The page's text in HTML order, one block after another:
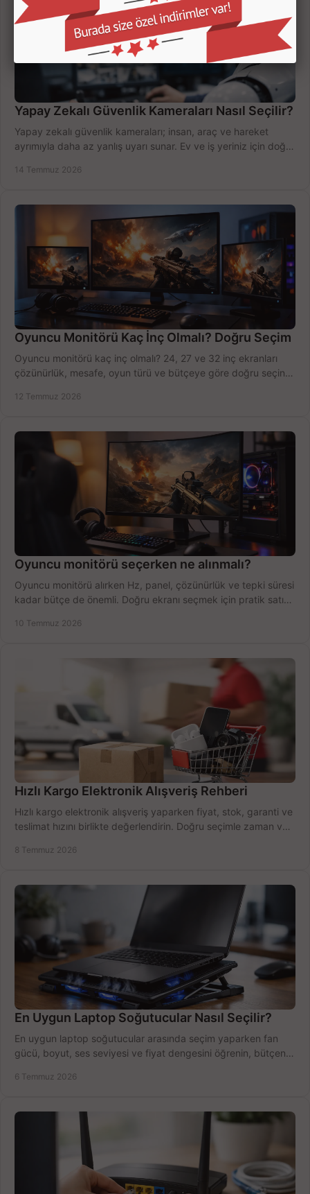
Yapay Zekalı Güvenlik Kameraları Nasıl Seçilir?
Yapay zekalı güvenlik kameraları; insan, araç ve hareket
ayrımıyla daha az yanlış uyarı sunar. Ev ve iş yeriniz için doğru
14 Temmuz 2026
Oyuncu Monitörü Kaç İnç Olmalı? Doğru Seçim
Oyuncu monitörü kaç inç olmalı? 24, 27 ve 32 inç ekranları
çözünürlük, mesafe, oyun türü ve bütçeye göre doğru seçin,
12 Temmuz 2026
Oyuncu monitörü seçerken ne alınmalı?
Oyuncu monitörü alırken Hz, panel, çözünürlük ve tepki süresi
kadar bütçe de önemli. Doğru ekranı seçmek için pratik satın
10 Temmuz 2026
Hızlı Kargo Elektronik Alışveriş Rehberi
Hızlı kargo elektronik alışveriş yaparken fiyat, stok, garanti ve
teslimat hızını birlikte değerlendirin. Doğru seçimle zaman ve
8 Temmuz 2026
En Uygun Laptop Soğutucular Nasıl Seçilir?
En uygun laptop soğutucular arasında seçim yaparken fan
gücü, boyut, ses seviyesi ve fiyat dengesini öğrenin, bütçenizi
6 Temmuz 2026